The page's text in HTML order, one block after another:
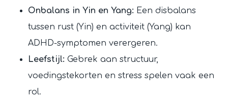
Onbalans in Yin en Yang: Een disbalans
tussen rust (Yin) en activiteit (Yang) kan
ADHD-symptomen verergeren.
Leefstijl: Gebrek aan structuur,
voedingstekorten en stress spelen vaak een
rol.